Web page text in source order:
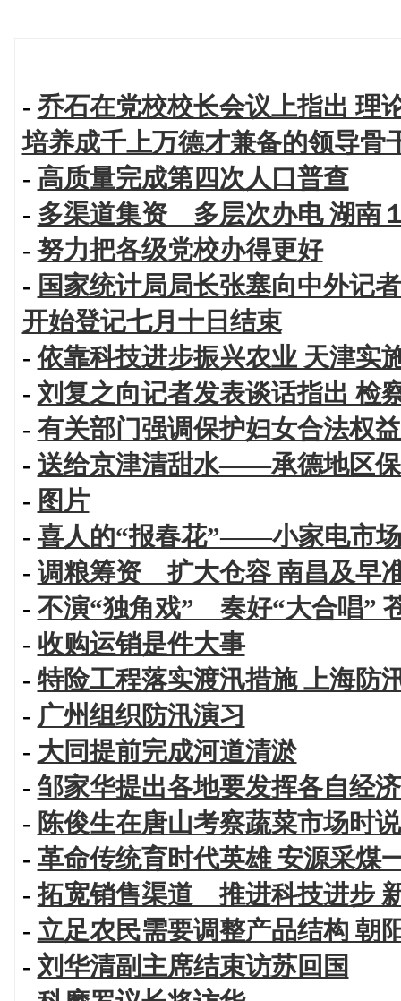
- 乔石在党校校长会议上指出 理
培养成千上万德才兼备的领导骨
- 高质量完成第四次人口普查
- 多渠道集资 多层次办电 湖南
-努力把各级党校办得更好
- 国家统计局局长张塞向中外记
开始登记七月十日结束
-依靠科技进步振兴农业 天津实
- 刘复之向记者发表谈话指出 检
- 有关部门强调保护妇女合法权
- 送给京津清甜水——承德地区
- 图片
- 喜人的“报春花”——小家电市
- 调粮筹资 扩大仓容 南昌及早
- 不演“独角戏” 奏好“大合唱”
- 收购运销是件大事
- 特险工程落实渡汛措施 上海防
- 广州组织防汛演习
- 大同提前完成河道清淤
- 邹家华提出各地要发挥各自经
- 陈俊生在唐山考察蔬菜市场时
- 革命传统育时代英雄 安源采煤
-拓宽销售渠道 推进科技进步
- 立足农民需要调整产品结构 朝
- 刘华清副主席结束访苏回国